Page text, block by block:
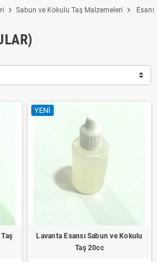
chevron_right Sabun ve Kokulu Taş Malzemeleri chevron_right
YENI
Lavanta Esansı Sabun ve Kokulu
Taş 20cc